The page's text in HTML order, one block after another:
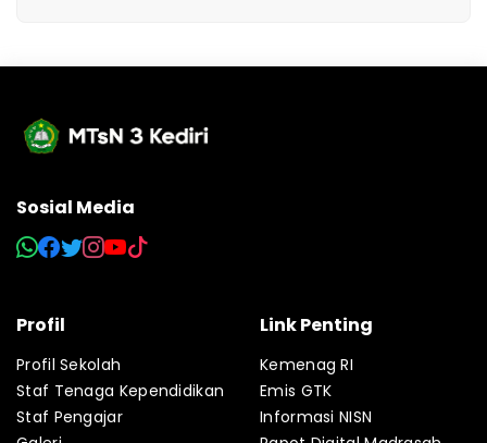
Sosial Media
Profil
Profil Sekolah
Staf Tenaga Kependidikan
Staf Pengajar
Link Penting
Kemenag RI
Emis GTK
Informasi NISN